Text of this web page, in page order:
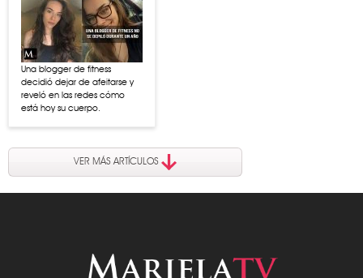
Una blogger de fitness
decidió dejar de afeitarse y
reveló en las redes cómo
está hoy su cuerpo.
VER MÁS ARTÍCULOS